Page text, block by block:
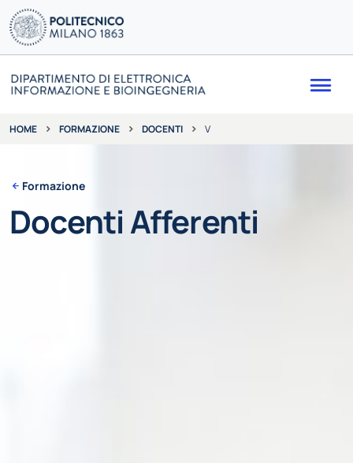
HOME FORMAZIONE DOCENTI V
Formazione
Docenti Afferenti